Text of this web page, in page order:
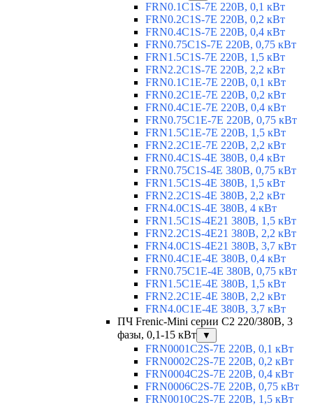
FRN0.1C1S-7E 220В, 0,1 кВт
FRN0.2C1S-7E 220В, 0,2 кВт
FRN0.4C1S-7E 220В, 0,4 кВт
FRN0.75C1S-7E 220В, 0,75 кВт
FRN1.5C1S-7E 220В, 1,5 кВт
FRN2.2C1S-7E 220В, 2,2 кВт
FRN0.1C1E-7E 220В, 0,1 кВт
FRN0.2C1E-7E 220В, 0,2 кВт
FRN0.4C1E-7E 220В, 0,4 кВт
FRN0.75C1E-7E 220В, 0,75 кВт
FRN1.5C1E-7E 220В, 1,5 кВт
FRN2.2C1E-7E 220В, 2,2 кВт
FRN0.4C1S-4E 380В, 0,4 кВт
FRN0.75C1S-4E 380В, 0,75 кВт
FRN1.5C1S-4E 380В, 1,5 кВт
FRN2.2C1S-4E 380В, 2,2 кВт
FRN4.0C1S-4E 380В, 4 кВт
FRN1.5C1S-4E21 380В, 1,5 кВт
FRN2.2C1S-4E21 380В, 2,2 кВт
FRN4.0C1S-4E21 380В, 3,7 кВт
FRN0.4C1E-4E 380В, 0,4 кВт
FRN0.75C1E-4E 380В, 0,75 кВт
FRN1.5C1E-4E 380В, 1,5 кВт
FRN2.2C1E-4E 380В, 2,2 кВт
FRN4.0C1E-4E 380В, 3,7 кВт
ПЧ Frenic-Mini серии С2 220/380В, 3
фазы, 0,1-15 кВт
▼
FRN0001C2S-7E 220В, 0,1 кВт
FRN0002C2S-7E 220В, 0,2 кВт
FRN0004C2S-7E 220В, 0,4 кВт
FRN0006C2S-7E 220В, 0,75 кВт
FRN0010C2S-7E 220В, 1,5 кВт